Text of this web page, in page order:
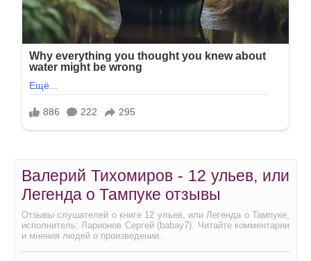
Валерий Тихомиров - 12 ульев, или
Легенда о Тампуке отзывы
Отзывы слушателей о книге 12 ульев, или Легенда о Тампуке,
исполнитель: Ларионов Сергей (babay7). Читайте комментарии
и мнения людей о произведении.